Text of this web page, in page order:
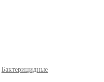
Бактерицидные